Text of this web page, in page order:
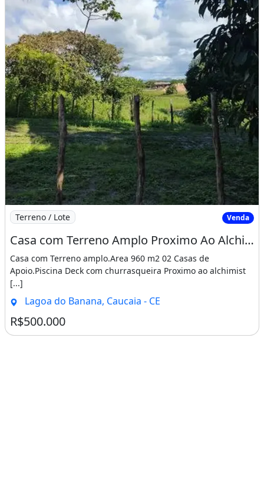
Imagem: Casa com Terreno Amplo Proximo Ao Alchimist
Terreno / Lote Venda
Casa com Terreno Amplo Proximo Ao Alchimist Clube Lagoa Encantada Cumbuco. 1Lln624
Casa com Terreno amplo.Area 960 m2 02 Casas de
Apoio.Piscina Deck com churrasqueira Proximo ao alchimist
[...]
Lagoa do Banana, Caucaia - CE
R$500.000